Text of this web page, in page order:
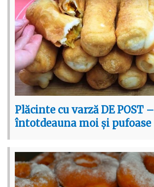
Plăcinte cu varză DE POST –
întotdeauna moi și pufoase